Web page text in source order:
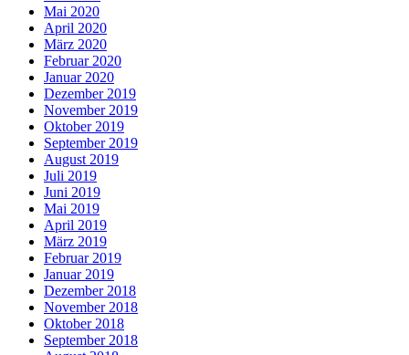
Mai 2020
April 2020
März 2020
Februar 2020
Januar 2020
Dezember 2019
November 2019
Oktober 2019
September 2019
August 2019
Juli 2019
Juni 2019
Mai 2019
April 2019
März 2019
Februar 2019
Januar 2019
Dezember 2018
November 2018
Oktober 2018
September 2018